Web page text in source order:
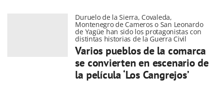
Duruelo de la Sierra, Covaleda,
Montenegro de Cameros o San Leonardo
de Yagüe han sido los protagonistas con
distintas historias de la Guerra Civil
Varios pueblos de la comarca
se convierten en escenario de
la película ‘Los Cangrejos’